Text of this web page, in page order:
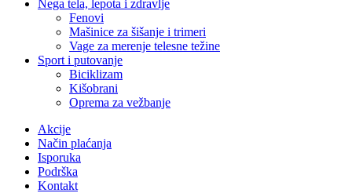
Nega tela, lepota i zdravlje
Fenovi
Mašinice za šišanje i trimeri
Vage za merenje telesne težine
Sport i putovanje
Biciklizam
Kišobrani
Oprema za vežbanje
Akcije
Način plaćanja
Isporuka
Podrška
Kontakt